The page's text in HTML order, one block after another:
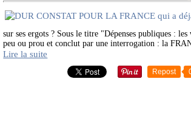
sur ses ergots ? Sous le titre "Dépenses publiques :
peu ou prou et conclut par une interrogation : la
Lire la suite
Repost